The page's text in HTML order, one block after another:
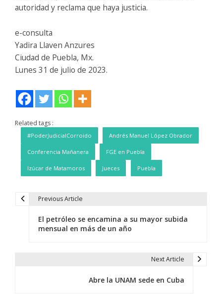
autoridad y reclama que haya justicia.
e-consulta
Yadira Llaven Anzures
Ciudad de Puebla, Mx.
Lunes 31 de julio de 2023.
Related tags :
#PoderJudicialCorroido Andrés Manuel López Obrador
Conferencia Mañanera FGE en Puebla
Izúcar de Matamoros Jueces Puebla
Previous Article
El petróleo se encamina a su mayor subida
mensual en más de un año
Next Article
Abre la UNAM sede en Cuba